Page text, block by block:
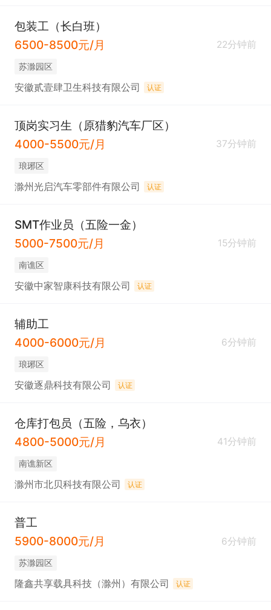
包装工（长白班）
6500-8500元/月
22分钟前
苏滁园区
安徽贰壹肆卫生科技有限公司 认证
顶岗实习生（原猎豹汽车厂区）
4000-5500元/月
37分钟前
琅琊区
滁州光启汽车零部件有限公司 认证
SMT作业员（五险一金）
5000-7500元/月
15分钟前
南谯区
安徽中家智康科技有限公司 认证
辅助工
4000-6000元/月
6分钟前
琅琊区
安徽逐鼎科技有限公司 认证
仓库打包员（五险，乌衣）
4800-5000元/月
41分钟前
南谯新区
滁州市北贝科技有限公司 认证
普工
5900-8000元/月
6分钟前
苏滁园区
隆鑫共享载具科技（滁州）有限公司 认证